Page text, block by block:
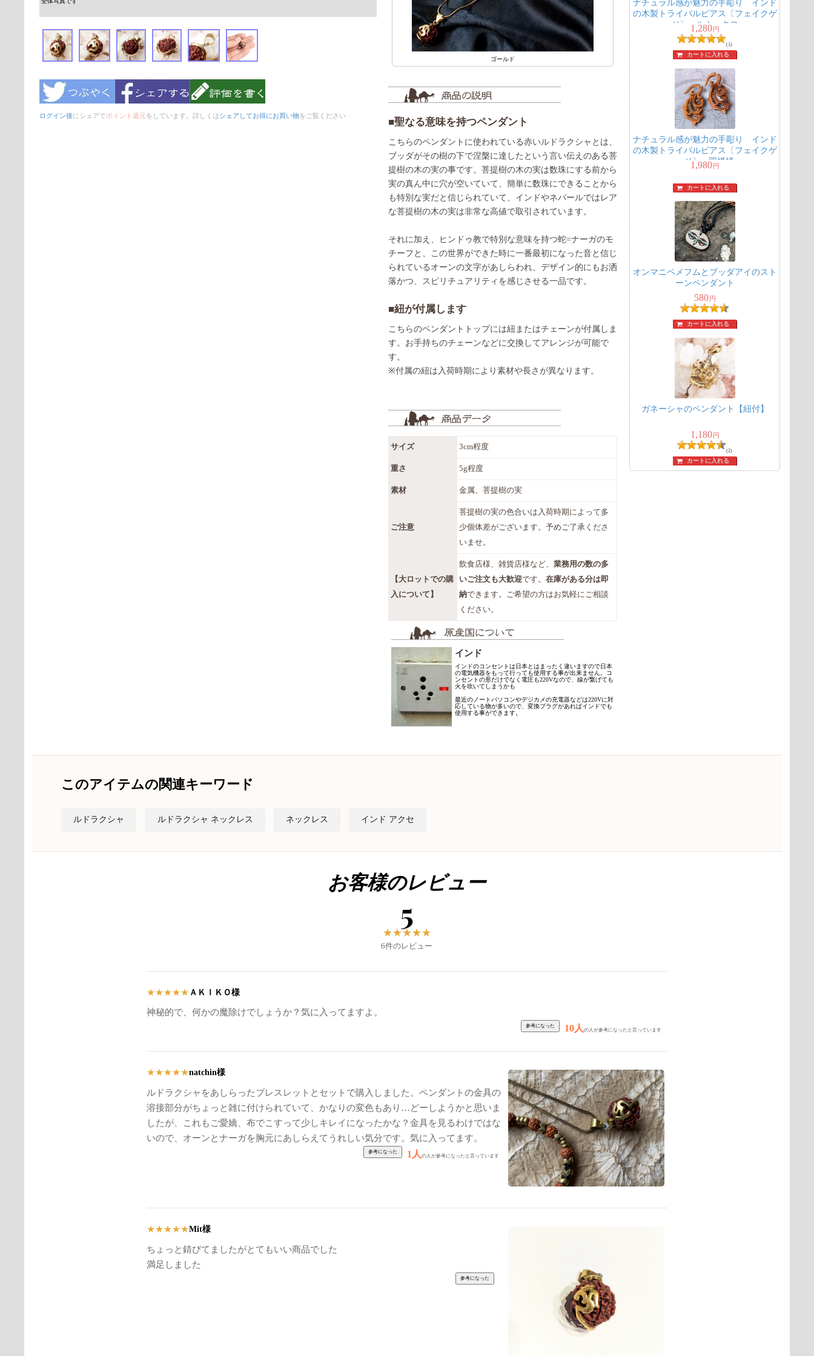
ログイン後にシェアでポイント還元をしています。詳しくはシェアしてお得にお買い物をご覧ください
ゴールド
■聖なる意味を持つペンダント
こちらのペンダントに使われている赤いルドラクシャとは、
ブッダがその樹の下で涅槃に達したという言い伝えのある菩
提樹の木の実の事です。菩提樹の木の実は数珠にする前から
実の真ん中に穴が空いていて、簡単に数珠にできることから
も特別な実だと信じられていて、インドやネパールではレア
な菩提樹の木の実は非常な高値で取引されています。
それに加え、ヒンドゥ教で特別な意味を持つ蛇=ナーガのモ
チーフと、この世界ができた時に一番最初になった音と信じ
られているオーンの文字があしらわれ、デザイン的にもお洒
落かつ、スピリチュアリティを感じさせる一品です。
■紐が付属します
こちらのペンダントトップには紐またはチェーンが付属しま
す。お手持ちのチェーンなどに交換してアレンジが可能で
す。
※付属の紐は入荷時期により素材や長さが異なります。
サイズ 3cm程度
重さ 5g程度
素材 金属、菩提樹の実
ご注意
菩提樹の実の色合いは入荷時期によって多
少個体差がございます。予めご了承くださ
いませ。
【大ロットでの購
入について】
飲食店様、雑貨店様など、業務用の数の多
いご注文も大歓迎です。在庫がある分は即
納できます。ご希望の方はお気軽にご相談
ください。
インド
インドのコンセントは日本とはまったく違いますので日本
の電気機器をもって行っても使用する事が出来ません。コ
ンセントの形だけでなく電圧も220Vなので、線が繋げても
火を吹いてしまうかも
最近のノートパソコンやデジカメの充電器などは220Vに対
応している物が多いので、変換プラグがあればインドでも
使用する事ができます。
ナチュラル感が魅力の手彫り インド
の木製トライバルピアス〔フェイクゲ
ージ〕 - ルナ・クロー
1,280円
(1)
カートに入れる
ナチュラル感が魅力の手彫り インド
の木製トライバルピアス〔フェイクゲ
ージ〕 - 羽模様
1,980円
カートに入れる
オンマニペメフムとブッダアイのスト
ーンペンダント
580 円
カートに入れる
ガネーシャのペンダント【紐付】
1,180円
(2)
カートに入れる
このアイテムの関連キーワード
ルドラクシャ ルドラクシャ ネックレス ネックレス インド アクセ
お客様のレビュー
5
★★★★★
6件のレビュー
★★★★★ ＡＫＩＫＯ様
神秘的で、何かの魔除けでしょうか？気に入ってますよ。
10人 の人が参考になったと言っています
★★★★★natchin様
ルドラクシャをあしらったブレスレットとセットで購入しました。ペンダントの金具の
溶接部分がちょっと雑に付けられていて、かなりの変色もあり…どーしようかと思いま
したが、これもご愛嬌、布でこすって少しキレイになったかな？金具を見るわけではな
いので、オーンとナーガを胸元にあしらえてうれしい気分です。気に入ってます。
1人 の人が参考になったと言っています
★★★★★Mit様
ちょっと錆びてましたがとてもいい商品でした
満足しました